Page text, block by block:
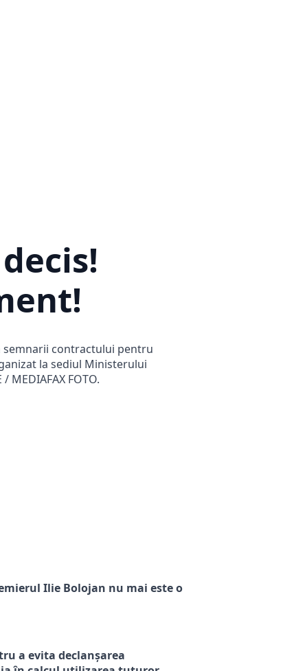
semnarii contractului pentru
la sediul Ministerului
FOTO.
Ilie Bolojan nu mai este o
a evita declanșarea